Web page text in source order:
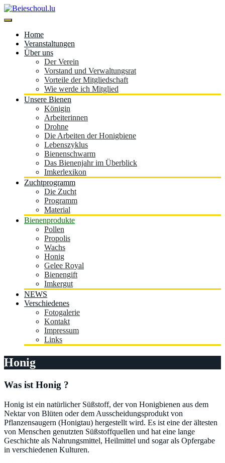
Skip
to
Beieschoul.lu
Home
Veranstaltungen
Über uns
Der Verein
Vorstand und Verwaltungsrat
Vorteile der Mitgliedschaft
Wie werde ich Mitglied
Unsere Bienen
Königin
Arbeiterinnen
Drohne
Die Arbeiten der Honigbiene
Lebenszyklus
Bienenschwarm
Das Bienenjahr im Überblick
Imkerlexikon
Zuchtprogramm
Die Zucht
Programm
Material
Bienenprodukte
Pollen
Propolis
Wachs
Honig
Gelee Royal
Bienengift
Imkergut
NEWS
Verschiedenes
Fotogalerie
Kontakt
Impressum
Links
Honig
Was ist Honig ?
Honig ist ein natürlicher Süßstoff, der von Honigbienen aus dem
Nektar von Blüten oder dem Ausscheidungsprodukt von
Pflanzensaugern (Honigtau) hergestellt wird. Es ist eine der ältesten
von Menschen genutzten Süßstoffquellen und hat eine lange
Geschichte als Nahrungsmittel, Heilmittel und sogar als Opfergabe
in verschiedenen Kulturen.